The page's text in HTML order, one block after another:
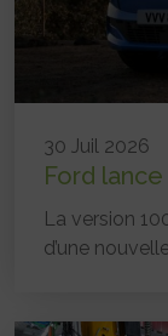
30 Juil 2026
Ford
La version
d’une